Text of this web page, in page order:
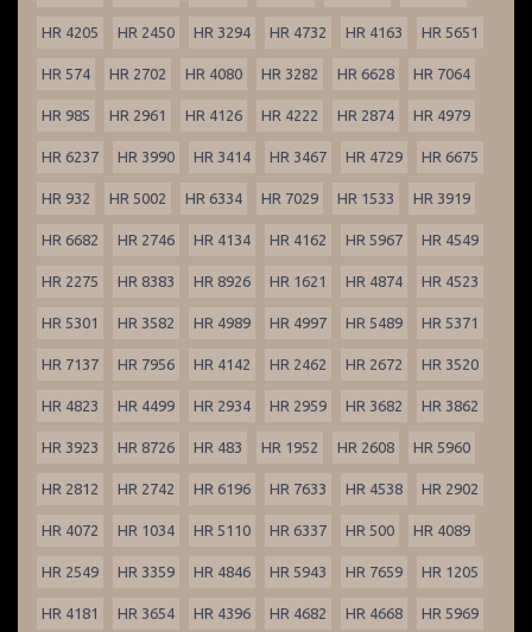
HR 4205 HR 2450 HR 3294 HR 4732 HR 4163 HR 5651
HR 574 HR 2702 HR 4080 HR 3282 HR 6628 HR 7064
HR 985 HR 2961 HR 4126 HR 4222 HR 2874 HR 4979
HR 6237 HR 3990 HR 3414 HR 3467 HR 4729 HR 6675
HR 932 HR 5002 HR 6334 HR 7029 HR 1533 HR 3919
HR 6682 HR 2746 HR 4134 HR 4162 HR 5967 HR 4549
HR 2275 HR 8383 HR 8926 HR 1621 HR 4874 HR 4523
HR 5301 HR 3582 HR 4989 HR 4997 HR 5489 HR 5371
HR 7137 HR 7956 HR 4142 HR 2462 HR 2672 HR 3520
HR 4823 HR 4499 HR 2934 HR 2959 HR 3682 HR 3862
HR 3923 HR 8726 HR 483 HR 1952 HR 2608 HR 5960
HR 2812 HR 2742 HR 6196 HR 7633 HR 4538 HR 2902
HR 4072 HR 1034 HR 5110 HR 6337 HR 500 HR 4089
HR 2549 HR 3359 HR 4846 HR 5943 HR 7659 HR 1205
HR 4181 HR 3654 HR 4396 HR 4682 HR 4668 HR 5969